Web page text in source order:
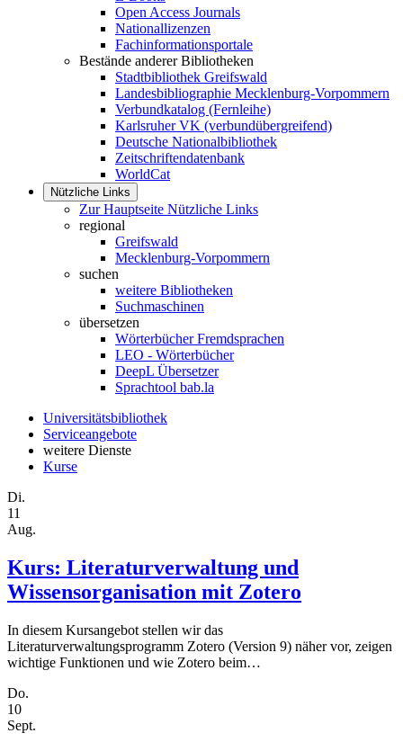
Open Access Journals
Nationallizenzen
Fachinformationsportale
Bestände anderer Bibliotheken
Stadtbibliothek Greifswald
Landesbibliographie Mecklenburg-Vorpommern
Verbundkatalog (Fernleihe)
Karlsruher VK (verbundübergreifend)
Deutsche Nationalbibliothek
Zeitschriftendatenbank
WorldCat
Nützliche Links
Zur Hauptseite Nützliche Links
regional
Greifswald
Mecklenburg-Vorpommern
suchen
weitere Bibliotheken
Suchmaschinen
übersetzen
Wörterbücher Fremdsprachen
LEO - Wörterbücher
DeepL Übersetzer
Sprachtool bab.la
Universitätsbibliothek
Serviceangebote
weitere Dienste
Kurse
Di.
11
Aug.
Kurs: Literaturverwaltung und
Wissensorganisation mit Zotero
In diesem Kursangebot stellen wir das
Literaturverwaltungsprogramm Zotero (Version 9) näher vor, zeigen
wichtige Funktionen und wie Zotero beim…
Do.
10
Sept.